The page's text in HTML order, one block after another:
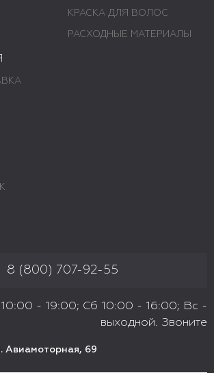
КРАСКА ДЛЯ ВОЛОС
РАСХОДНЫЕ МАТЕРИАЛЫ
8 (800) 707-92-55
- 19:00; Сб 10:00 - 16:00; Вс -
выходной. Звоните
Авиамоторная, 69